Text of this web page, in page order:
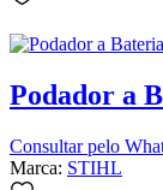
Podador a
Consultar pelo
Marca: STIHL